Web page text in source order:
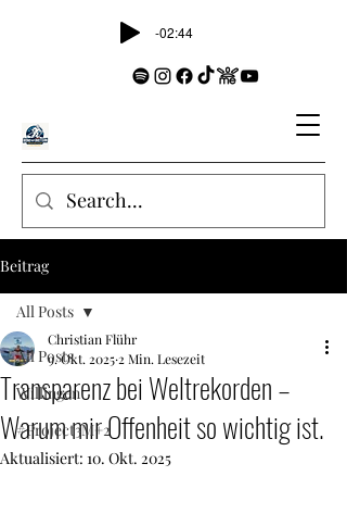
-02:44
Beitrag
All Posts
Willingen
#Project3M+2
All Posts
Transparenz bei Weltrekorden –
Warum mir Offenheit so wichtig ist.
Christian Flühr
9. Okt. 2025 2 Min. Lesezeit
Aktualisiert: 10. Okt. 2025